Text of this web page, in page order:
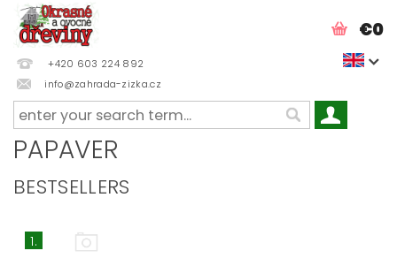
+420 603 224 892
info@zahrada-zizka.cz
€0
PAPAVER
BESTSELLERS
1.